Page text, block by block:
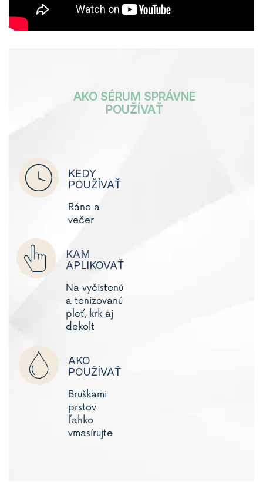
AKO SÉRUM SPRÁVNE
POUŽÍVAŤ
KEDY
POUŽÍVAŤ
Ráno a
večer
KAM
APLIKOVAŤ
Na vyčistenú
a tonizovanú
pleť, krk aj
dekolt
AKO
POUŽÍVAŤ
Bruškami
prstov
ľahko
vmasírujte